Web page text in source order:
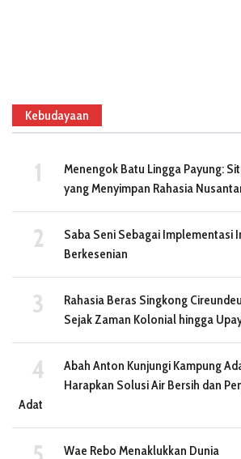
Kebudayaan
Menengok Batu Lingga Payung:
yang Menyimpan Rahasia
Saba Seni Sebagai Implementasi
Berkesenian
Rahasia Beras Singkong
Sejak Zaman Kolonial hingga
Abah Anton Kunjungi Kampung
Harapkan Solusi Air Bersih dan
Adat
Wae Rebo Menaklukkan Dunia